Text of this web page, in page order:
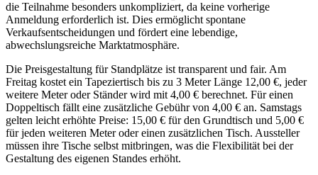
die Teilnahme besonders unkompliziert, da keine vorherige
Anmeldung erforderlich ist. Dies ermöglicht spontane
Verkaufsentscheidungen und fördert eine lebendige,
abwechslungsreiche Marktatmosphäre.
Die Preisgestaltung für Standplätze ist transparent und fair. Am
Freitag kostet ein Tapeziertisch bis zu 3 Meter Länge 12,00 €, jeder
weitere Meter oder Ständer wird mit 4,00 € berechnet. Für einen
Doppeltisch fällt eine zusätzliche Gebühr von 4,00 € an. Samstags
gelten leicht erhöhte Preise: 15,00 € für den Grundtisch und 5,00 €
für jeden weiteren Meter oder einen zusätzlichen Tisch. Aussteller
müssen ihre Tische selbst mitbringen, was die Flexibilität bei der
Gestaltung des eigenen Standes erhöht.